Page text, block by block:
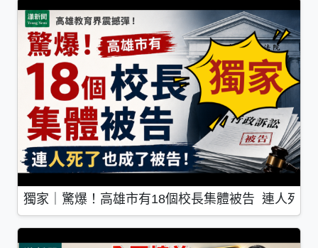
獨家｜驚爆！高雄市有18個校長集體被告 連人死了